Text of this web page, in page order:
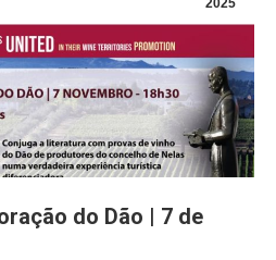
2025
do Dão | 7 de